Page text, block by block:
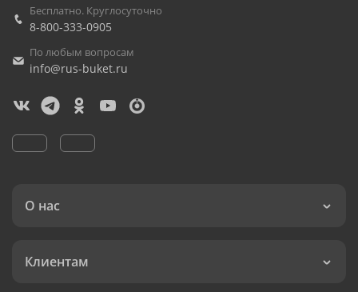
Бесплатно. Круглосуточно
8-800-333-0905
По любым вопросам
info@rus-buket.ru
О нас
Клиентам